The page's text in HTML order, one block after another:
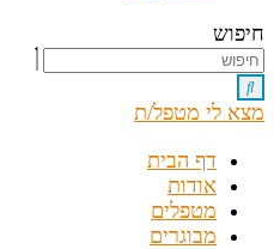
חיפוש
מצא לי מטפל/ת
דף הבית
אודות
מטפלים
מבוגרים